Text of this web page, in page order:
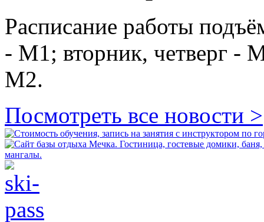
Расписание работы
- М1; вторник, четверг -
М2.
Посмотреть все новости >